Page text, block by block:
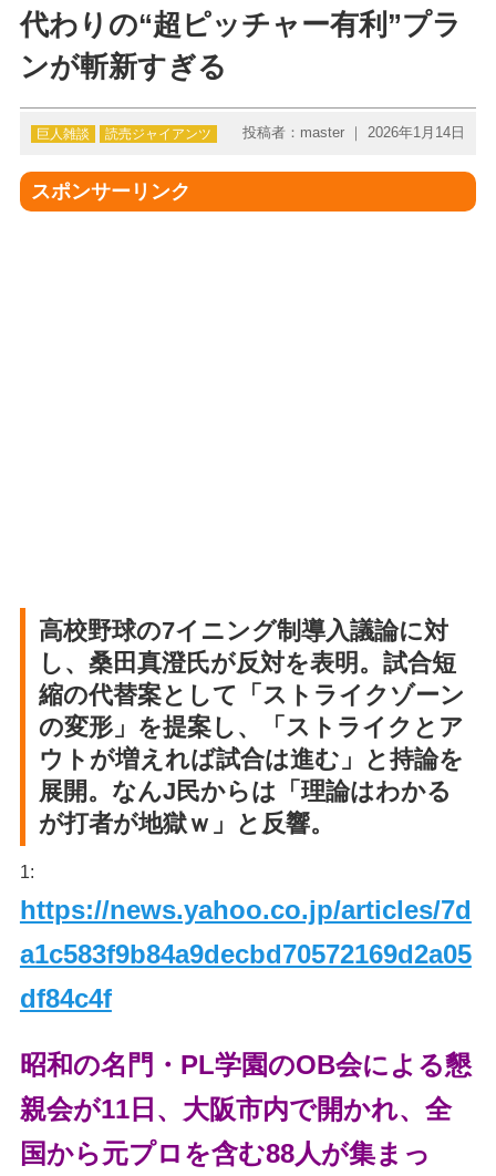
代わりの“超ピッチャー有利”プラ
ンが斬新すぎる
巨人雑談 読売ジャイアンツ 投稿者：master ｜ 2026年1月14日
スポンサーリンク
高校野球の7イニング制導入議論に対
し、桑田真澄氏が反対を表明。試合短
縮の代替案として「ストライクゾーン
の変形」を提案し、「ストライクとア
ウトが増えれば試合は進む」と持論を
展開。なんJ民からは「理論はわかる
が打者が地獄ｗ」と反響。
1:
https://news.yahoo.co.jp/articles/7d
a1c583f9b84a9decbd70572169d2a05
df84c4f
昭和の名門・PL学園のOB会による懇
親会が11日、大阪市内で開かれ、全
国から元プロを含む88人が集まっ